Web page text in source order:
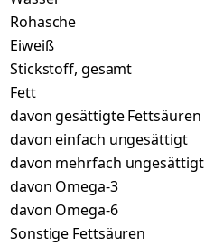
Rohasche
Eiweiß
Stickstoff, gesamt
Fett
davon gesättigte Fettsäuren
davon einfach ungesättigt
davon mehrfach ungesättigt
davon Omega-3
davon Omega-6
Sonstige Fettsäuren